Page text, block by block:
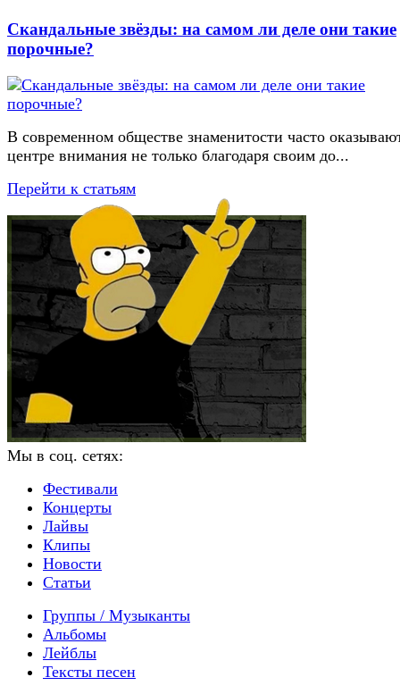
Скандальные звёзды: на самом ли деле они такие
порочные?
В современном обществе знаменитости часто
центре внимания не только благодаря своим до...
Перейти к статьям
Мы в соц. сетях:
Фестивали
Концерты
Лайвы
Клипы
Новости
Статьи
Группы / Музыканты
Альбомы
Лейблы
Тексты песен